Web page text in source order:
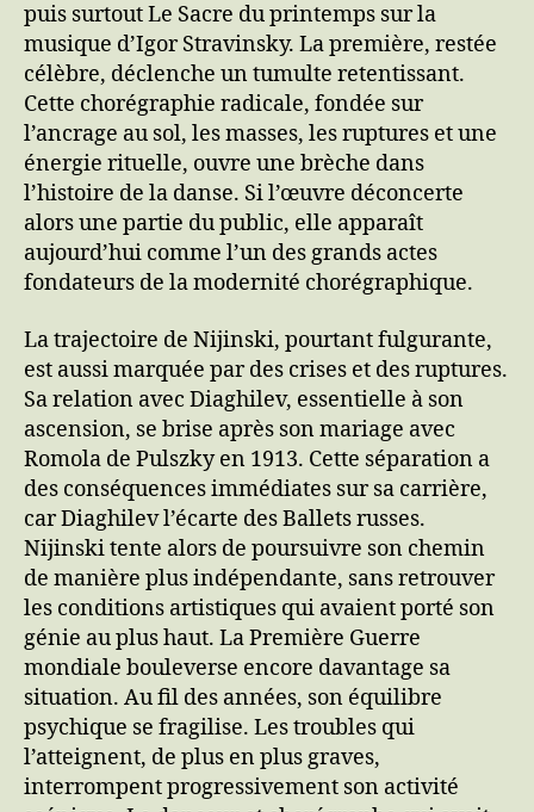
puis surtout Le Sacre du printemps sur la
musique d’Igor Stravinsky. La première, restée
célèbre, déclenche un tumulte retentissant.
Cette chorégraphie radicale, fondée sur
l’ancrage au sol, les masses, les ruptures et une
énergie rituelle, ouvre une brèche dans
l’histoire de la danse. Si l’œuvre déconcerte
alors une partie du public, elle apparaît
aujourd’hui comme l’un des grands actes
fondateurs de la modernité chorégraphique.
La trajectoire de Nijinski, pourtant fulgurante,
est aussi marquée par des crises et des ruptures.
Sa relation avec Diaghilev, essentielle à son
ascension, se brise après son mariage avec
Romola de Pulszky en 1913. Cette séparation a
des conséquences immédiates sur sa carrière,
car Diaghilev l’écarte des Ballets russes.
Nijinski tente alors de poursuivre son chemin
de manière plus indépendante, sans retrouver
les conditions artistiques qui avaient porté son
génie au plus haut. La Première Guerre
mondiale bouleverse encore davantage sa
situation. Au fil des années, son équilibre
psychique se fragilise. Les troubles qui
l’atteignent, de plus en plus graves,
interrompent progressivement son activité